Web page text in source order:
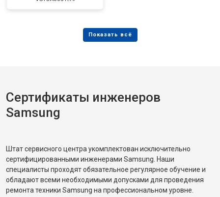
Сертификаты инженеров
Samsung
Штат сервисного центра укомплектован исключительно
сертифицированными инженерами Samsung. Наши
специалисты проходят обязательное регулярное обучение и
обладают всеми необходимыми допусками для проведения
ремонта техники Samsung на профессиональном уровне.